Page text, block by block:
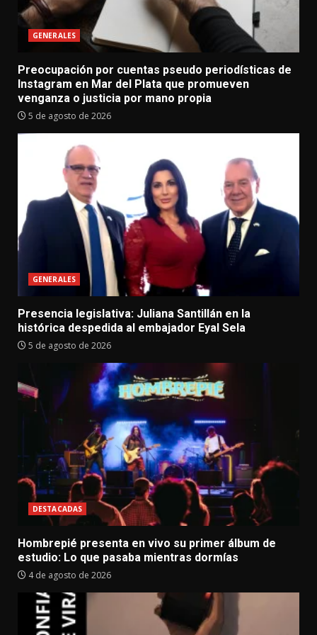
GENERALES
Preocupación por cuentas pseudo periodísticas de
Instagram en Mar del Plata que promueven
venganza o justicia por mano propia
5 de agosto de 2026
GENERALES
Presencia legislativa: Juliana Santillán en la
histórica despedida al embajador Eyal Sela
5 de agosto de 2026
DESTACADAS
Hombrepié presenta en vivo su primer álbum de
estudio: Lo que pasaba mientras dormías
4 de agosto de 2026